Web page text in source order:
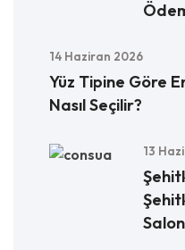
14 Haziran 2026
Yüz Tipine Göre
Nasıl Seçilir?
13